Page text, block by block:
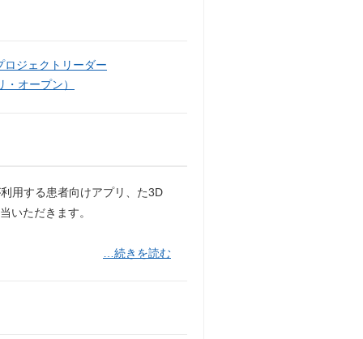
ロジェクトリーダー
オープン）
用する患者向けアプリ、た3D
いただきます。
…続きを読む